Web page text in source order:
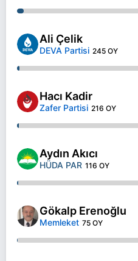
Ali Çelik
DEVA Partisi 245 OY
Hacı Kadir
Zafer Partisi 216 OY
Aydın Akıcı
HÜDA PAR 116 OY
Gökalp Erenoğlu
Memleket 75 OY